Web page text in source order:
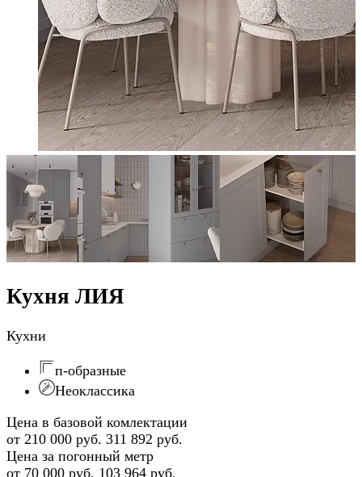
Кухня ЛИЯ
Кухни
п-образные
Неоклассика
Цена в базовой комлектации
от 210 000 руб. 311 892 руб.
Цена за погонный метр
от 70 000 руб. 103 964 руб.